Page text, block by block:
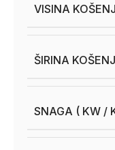
VISINA
ŠIRINA
SNAGA ( KW /